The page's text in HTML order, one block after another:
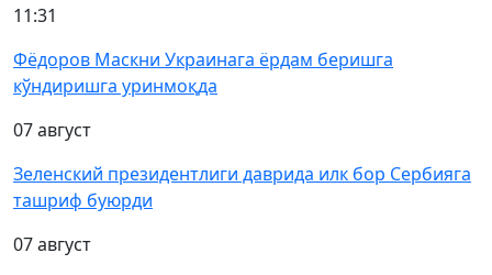
11:31
Фёдоров Маскни Украинага ёрдам беришга
кўндиришга уринмоқда
07 август
Зеленский президентлиги даврида илк бор Сербияга
ташриф буюрди
07 август